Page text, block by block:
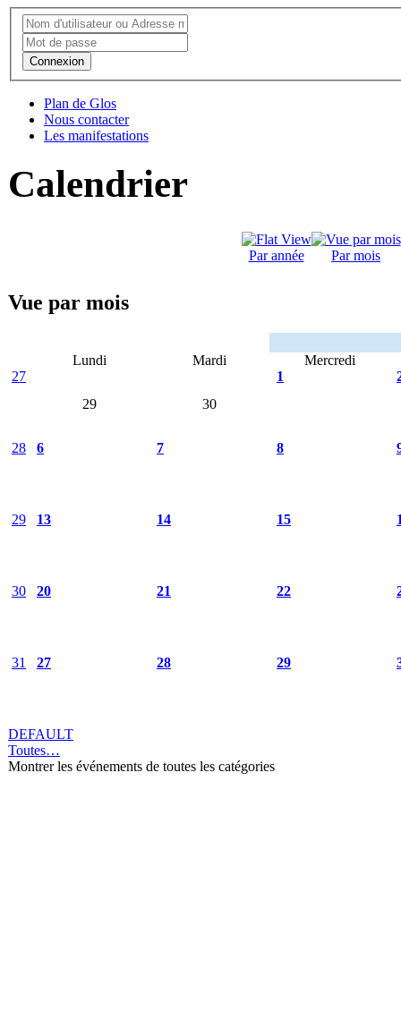
Connexion
Plan de Glos
Nous contacter
Les manifestations
Calendrier
Par année Par mois
Vue par mois
Lundi Mardi
Mercredi
27
29
30
1
28 6 7 8
29 13 14 15
30 20 21 22
31 27 28 29
DEFAULT
Toutes…
Montrer les événements de toutes les catégories